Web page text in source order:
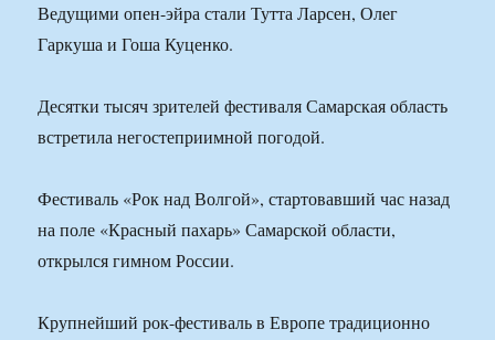
Ведущими опен-эйра стали Тутта Ларсен, Олег
Гаркуша и Гоша Куценко.
Десятки тысяч зрителей фестиваля Самарская область
встретила негостеприимной погодой.
Фестиваль «Рок над Волгой», стартовавший час назад
на поле «Красный пахарь» Самарской области,
открылся гимном России.
Крупнейший рок-фестиваль в Европе традиционно